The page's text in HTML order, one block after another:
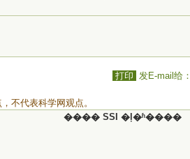
打印 发E-mail给
不代表科学网观点。
���� SSI �ļ�ʱ����